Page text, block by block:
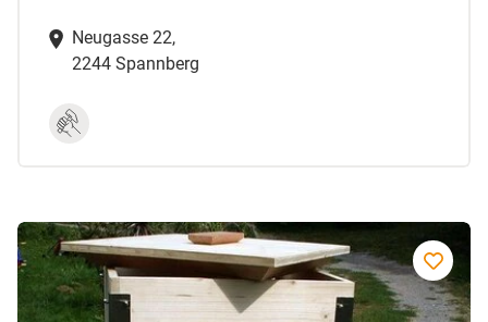
Neugasse 22,
2244 Spannberg